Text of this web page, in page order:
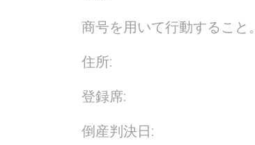
商号を用いて行動すること。
住所:
登録席:
倒産判決日: